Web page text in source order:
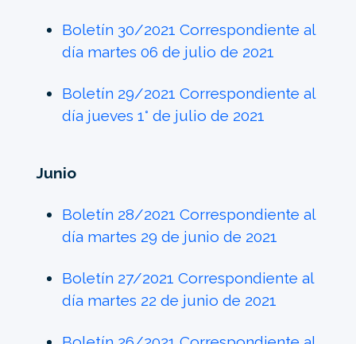
Boletín 30/2021 Correspondiente al
día martes 06 de julio de 2021
Boletín 29/2021 Correspondiente al
día jueves 1° de julio de 2021
Junio
Boletín 28/2021 Correspondiente al
día martes 29 de junio de 2021
Boletín 27/2021 Correspondiente al
día martes 22 de junio de 2021